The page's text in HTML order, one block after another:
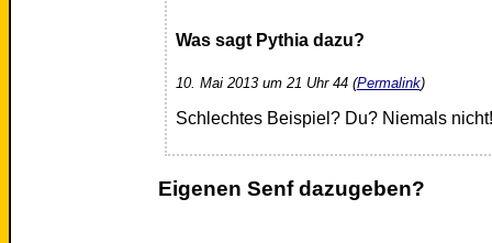
Was sagt Pythia dazu?
10. Mai 2013 um 21 Uhr 44 (Permalink)
Schlechtes Beispiel? Du? Niemals nicht!
Eigenen Senf dazugeben?